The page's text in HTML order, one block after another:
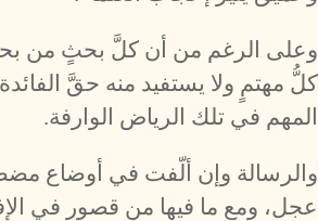
وعلى الرغم من أن كلَّ بحثٍ من
كلُّ مهتمٍ ولا يستفيد منه حقَّ
المهم في تلك الرياض الوارفة.
والرسالة وإن ألّفت في أوضاع
عجل، ومع ما فيها من قصور في